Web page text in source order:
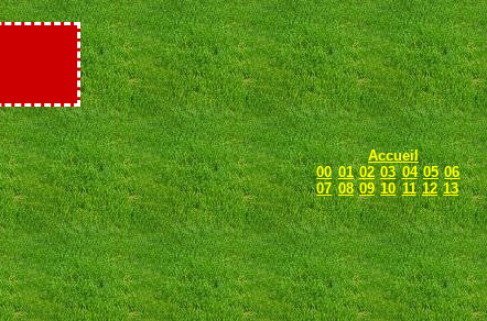
Accueil
00 01 02 03 04 05 06
07 08 09 10 11 12 13